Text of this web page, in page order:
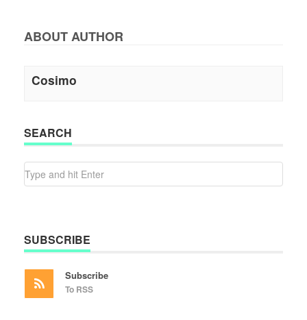
ABOUT AUTHOR
Cosimo
SEARCH
SUBSCRIBE
Subscribe
To RSS